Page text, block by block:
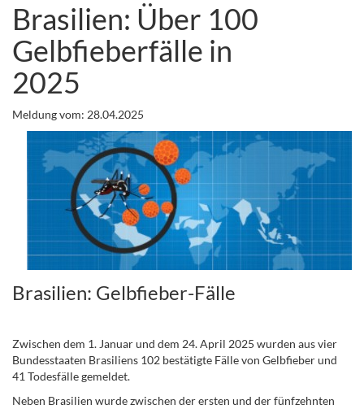
Brasilien: Über 100
Gelbfieberfälle in
2025
Meldung vom: 28.04.2025
Brasilien: Gelbfieber-Fälle
Zwischen dem 1. Januar und dem 24. April 2025 wurden aus vier
Bundesstaaten Brasiliens 102 bestätigte Fälle von Gelbfieber und
41 Todesfälle gemeldet.
Neben Brasilien wurde zwischen der ersten und der fünfzehnten